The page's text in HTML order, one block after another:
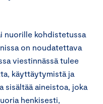
nuorille kohdistetussa
on noudatettava
viestinnässä tulee
käyttäytymistä ja
sisältää aineistoa, joka
henkisesti,